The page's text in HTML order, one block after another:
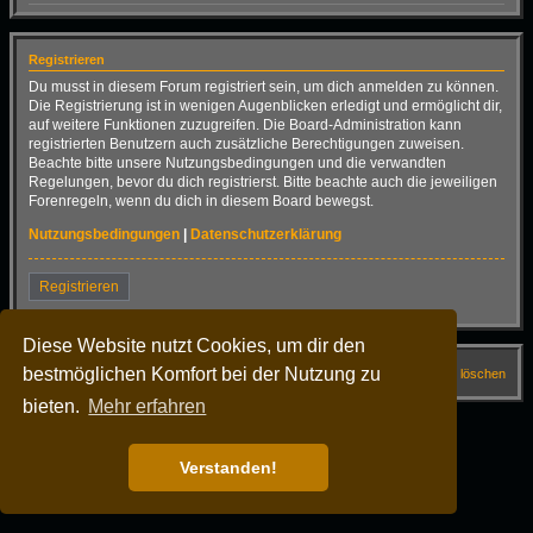
Diese Website nutzt Cookies, um dir den
bestmöglichen Komfort bei der Nutzung zu
bieten. Mehr erfahren
Verstanden!
Registrieren
Du musst in diesem Forum registriert sein, um dich anmelden zu können.
Die Registrierung ist in wenigen Augenblicken erledigt und ermöglicht dir,
auf weitere Funktionen zuzugreifen. Die Board-Administration kann
registrierten Benutzern auch zusätzliche Berechtigungen zuweisen.
Beachte bitte unsere Nutzungsbedingungen und die verwandten
Regelungen, bevor du dich registrierst. Bitte beachte auch die jeweiligen
Forenregeln, wenn du dich in diesem Board bewegst.
Nutzungsbedingungen
Datenschutzerklärung
Registrieren
Startseite Forum Alle Cookies löschen
FAQ
Dark Vision ©
Nutzungsbedingungen